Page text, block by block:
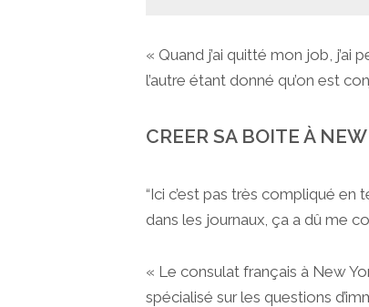
« Quand j’ai quitté mon job,
l’autre étant donné qu’on est
CREER SA BOITE À
“Ici c’est pas très compliqué
dans les journaux, ça a dû me
« Le consulat français à New
spécialisé sur les questions